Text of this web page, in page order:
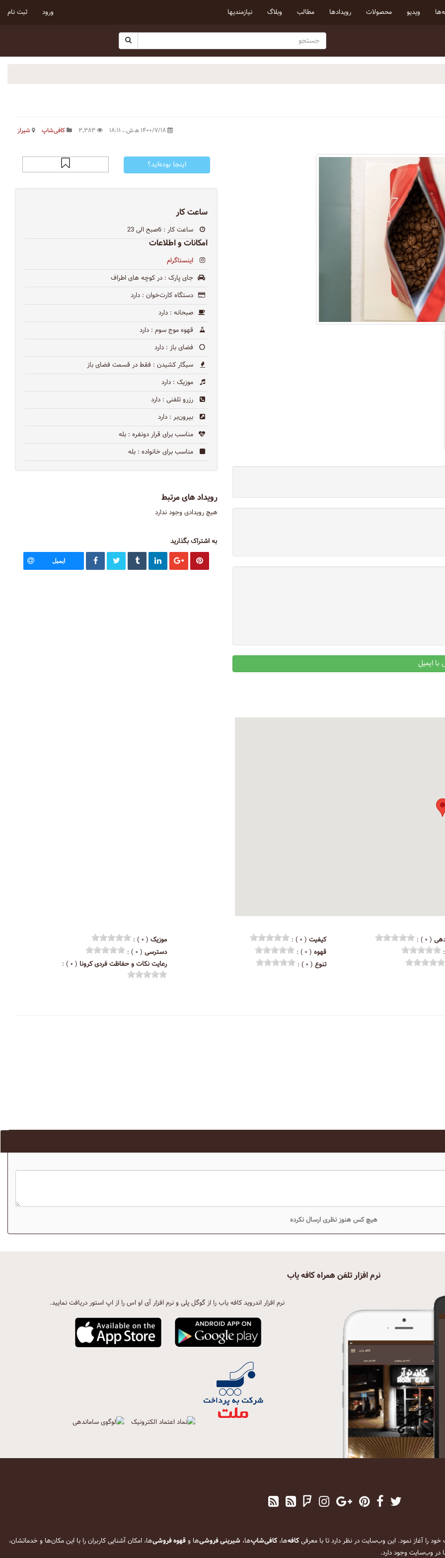
ویدیو محصولات رویداد‌ها مطالب وبلاگ نیازمندیها ورود ثبت نام
کافی‌شاپ شیراز
اینجا بوده‌اید؟
ساعت کار
ساعت کار : 6صبح الی 23
امکانات و اطلاعات
اینستاگرام
جای پارک : در كوچه هاى اطراف
دستگاه کارت‌خوان : دارد
صبحانه : دارد
قهوه موج سوم : دارد
فضای باز : دارد
سیگار کشیدن : فقط در قسمت فضای باز
موزیک : دارد
رزرو تلفنی : دارد
بیرون‌بر : دارد
مناسب برای قرار دونفره : بله
مناسب برای خانواده : بله
رویداد های مرتبط
هیچ رویدادی وجود ندارد
به اشتراک بگذارید
ایمیل
( ۰ ) : کیفیت ( ۰ ) : موزیک ( ۰ ) :
قهوه ( ۰ ) : دسترسی ( ۰ ) :
تنوع ( ۰ ) : رعایت نکات و حفاظت فردی کرونا ( ۰ ) :
هیچ کس هنوز نظری ارسال نکرده
نرم افزار تلفن همراه کافه یاب
نرم افزار اندروید کافه یاب را از گوگل پلی و نرم افزار آی او اس را از اپ استور دریافت نمایید.
کافه‌ها، کافی‌شاپ‌ها، شیرینی فروشی‌ها وقهوه فروشی‌ها، امکان آشنایی کاربران را با این مکان‌ها و خدماتشان،
در وب‌سایت وجود دارد.